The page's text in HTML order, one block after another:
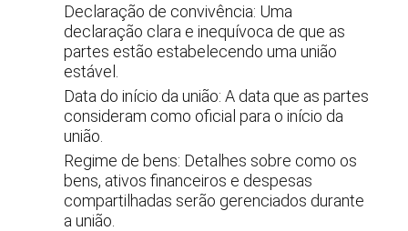
Declaração de convivência: Uma
declaração clara e inequívoca de que as
partes estão estabelecendo uma união
estável.
Data do início da união: A data que as partes
consideram como oficial para o início da
união.
Regime de bens: Detalhes sobre como os
bens, ativos financeiros e despesas
compartilhadas serão gerenciados durante
a união.